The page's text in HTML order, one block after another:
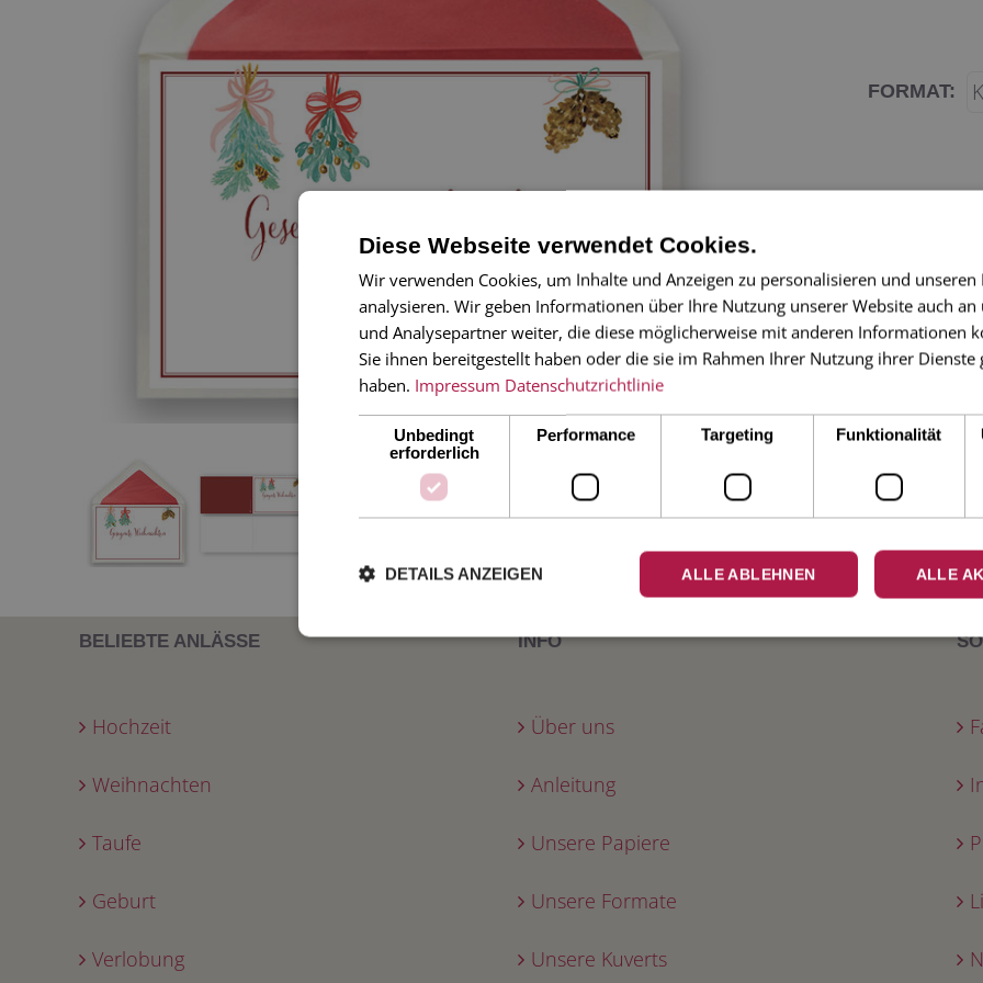
FORMAT:
Eine
4-seitige
BELIEBTE ANLÄSSE
Hochzeit
Weihnachten
Taufe
Geburt
Verlobung
INFO
Über uns
Anleitung
Unsere Papiere
Unsere Formate
Unsere Kuverts
Diese Webseite verwendet Cookies.
Wir verwenden Cookies, um Inhalte und Anzeigen zu personalisieren und unseren
analysieren. Wir geben Informationen über Ihre Nutzung unserer Website auch an
und Analysepartner weiter, die diese möglicherweise mit anderen Informationen
Sie ihnen bereitgestellt haben oder die sie im Rahmen Ihrer Nutzung ihrer Dienste
haben. Impressum Datenschutzrichtlinie
Unbedingt
erforderlich
Performance Targeting Funktionalität
ALLE
ALLE ABLEHNEN
DETAILS ANZEIGEN